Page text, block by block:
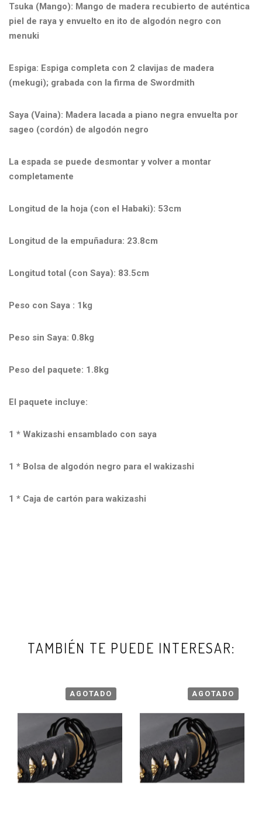
Tsuka (Mango): Mango de madera recubierto de auténtica
piel de raya y envuelto en ito de algodón negro con
menuki
Espiga: Espiga completa con 2 clavijas de madera
(mekugi); grabada con la firma de Swordmith
Saya (Vaina): Madera lacada a piano negra envuelta por
sageo (cordón) de algodón negro
La espada se puede desmontar y volver a montar
completamente
Longitud de la hoja (con el Habaki): 53cm
Longitud de la empuñadura: 23.8cm
Longitud total (con Saya): 83.5cm
Peso con Saya : 1kg
Peso sin Saya: 0.8kg
Peso del paquete: 1.8kg
El paquete incluye:
1 * Wakizashi ensamblado con saya
1 * Bolsa de algodón negro para el wakizashi
1 * Caja de cartón para wakizashi
TAMBIÉN TE PUEDE INTERESAR:
AGOTADO AGOTADO